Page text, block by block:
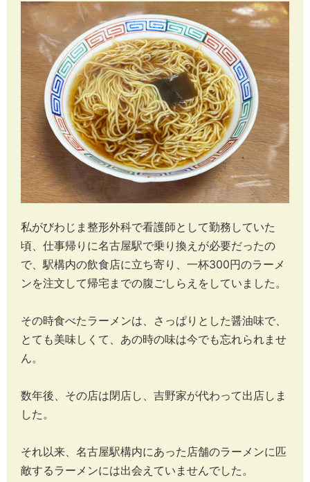
私がびわじま整形外科で看護師として勤務していた
頃、仕事帰りに名古屋駅で乗り換えが必要だったの
で、駅構内の飲食店に立ち寄り、一杯300円のラーメ
ンを注文して帰宅までの腹ごしらえをしていました。
その時食べたラーメンは、さっぱりとした醤油味で、
とても美味しくて、あの時の味は今でも忘れられませ
ん。
数年後、その店は閉店し、吉野家が代わって出店しま
した。
それ以来、名古屋駅構内にあった店舗のラーメンに匹
敵するラーメンには出会えていませんでした。